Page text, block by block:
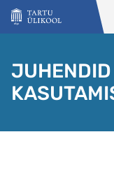
Liigu edasi põhisisu